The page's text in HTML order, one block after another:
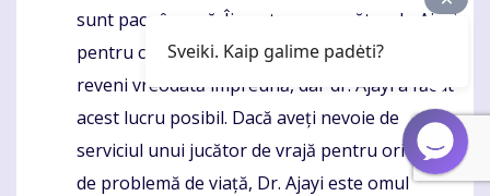
sunt pace în casă. Îi sunt recunoscător dr. Ajayi
pentru că nu mă cred niciodată și soțul meu va
reveni vreodată împreună, dar dr. Ajayi a făcut
acest lucru posibil. Dacă aveți nevoie de
serviciul unui jucător de vrajă pentru orice fel
de problemă de viață, Dr. Ajayi este omul
Sveiki. Kaip galime padėti?